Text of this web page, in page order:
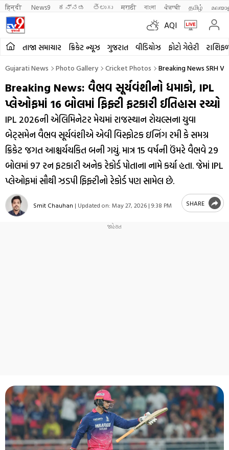
हिन्दी News9 ಕನ್ನಡ తెలుగు मराठी বাংলা ਪੰਜਾਬੀ தமிழ்
AQI
તાજા સમાચાર ક્રિકેટ ન્યૂઝ ગુજરાત વીડિયોઝ ફોટો ગેલેરી
Gujarati News Photo Gallery Cricket Photos Breaking News SRH
Breaking News: વૈભવ સૂર્યવંશીનો ધમાકો, IPL
પ્લેઓફમાં 16 બોલમાં ફિફ્ટી ફટકારી ઈતિહાસ રચ્યો
IPL 2026ની એલિમિનેટર મેચમાં રાજસ્થાન રોયલ્સના યુવા
બેટ્સમેન વૈભવ સૂર્યવંશીએ એવી વિસ્ફોટક ઇનિંગ રમી કે સમગ્ર
ક્રિકેટ જગત આશ્ચર્યચકિત બની ગયું. માત્ર 15 વર્ષની ઉંમરે વૈભવે 29
બોલમાં 97 રન ફટકારી અનેક રેકોર્ડ પોતાના નામે કર્યા હતા. જેમાં IPL
પ્લેઓફમાં સૌથી ઝડપી ફિફ્ટીનો રેકોર્ડ પણ સામેલ છે.
Smit Chauhan | Updated on: May 27, 2026 | 9:38 PM SHARE